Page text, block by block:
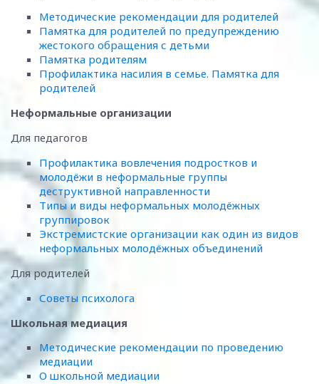
Методические рекомендации для родителей
Памятка для родителей по предупреждению
жестокого обращения с детьми
Памятка родителям
Профилактика насилия в семье. Памятка для
родителей
Неформальные организации
Для педагогов
Профилактика вовлечения подростков и
молодёжи в неформальные группы
деструктивной направленности
Типы и виды неформальных молодёжных
группировок
Экстремистские организации как один из видов
неформальных молодёжных объединений
Для родителей
Советы психолога
Школьная медиация
Методические рекомендации по проведению
медиации
О школьной медиации